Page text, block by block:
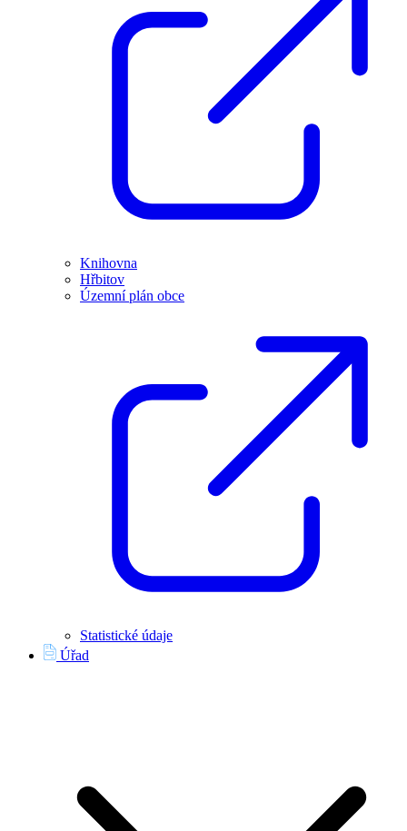
Knihovna
Hřbitov
Územní plán obce
Statistické údaje
Úřad